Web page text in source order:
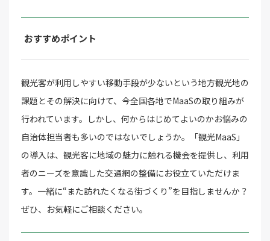
おすすめポイント
観光客が利用しやすい移動手段が少ないという地方観光地の
課題とその解決に向けて、今全国各地でMaaSの取り組みが
行われています。しかし、何からはじめてよいのかお悩みの
自治体担当者も多いのではないでしょうか。「観光MaaS」
の導入は、観光客に地域の魅力に触れる機会を提供し、利用
者のニーズを意識した交通網の整備にお役立ていただけま
す。一緒に“また訪れたくなる街づくり”を目指しませんか？
ぜひ、お気軽にご相談ください。